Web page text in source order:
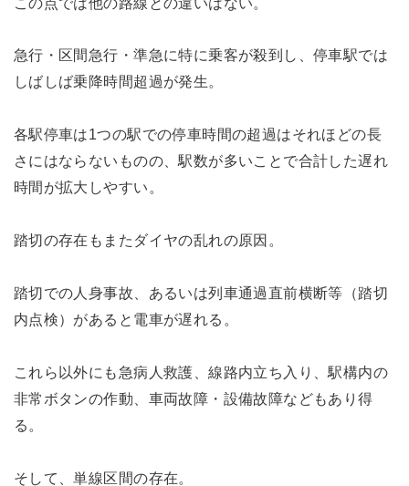
急行・区間急行・準急に特に乗客が殺到し、停車駅では
しばしば乗降時間超過が発生。
各駅停車は1つの駅での停車時間の超過はそれほどの長
さにはならないものの、駅数が多いことで合計した遅れ
時間が拡大しやすい。
踏切の存在もまたダイヤの乱れの原因。
踏切での人身事故、あるいは列車通過直前横断等（踏切
内点検）があると電車が遅れる。
これら以外にも急病人救護、線路内立ち入り、駅構内の
非常ボタンの作動、車両故障・設備故障などもあり得
る。
そして、単線区間の存在。